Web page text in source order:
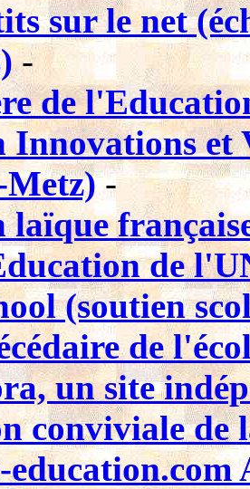
sur le net
-
de
Innovations et
Metz)-
laïque
de
(soutien
de
un site
conviviale de
education.com